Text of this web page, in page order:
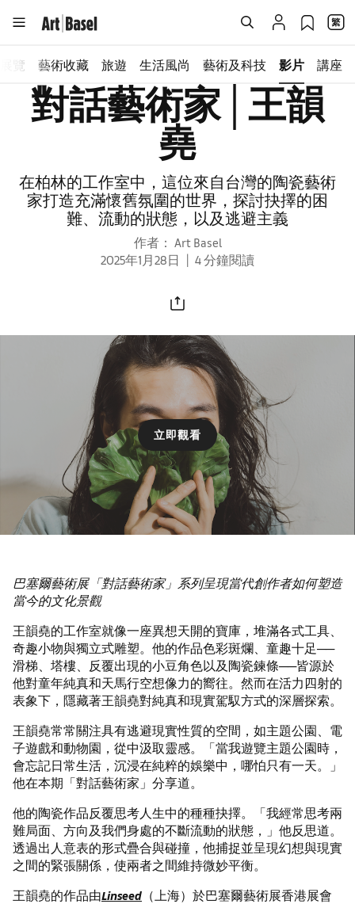
展覽 藝術收藏 旅遊 生活風尚 藝術及科技 影片 講座
對話藝術家│王韻
堯
在柏林的工作室中，這位來自台灣的陶瓷藝術
家打造充滿懷舊氛圍的世界，探討抉擇的困
難、流動的狀態，以及逃避主義
作者： Art Basel
2025年1月28日
4 分鐘閱讀
立即觀看
巴塞爾藝術展「對話藝術家」系列呈現當代創作者如何塑造
當今的文化景觀
王韻堯的工作室就像一座異想天開的寶庫，堆滿各式工具、
奇趣小物與獨立式雕塑。他的作品色彩斑爛、童趣十足──
滑梯、塔樓、反覆出現的小豆角色以及陶瓷鍊條──皆源於
他對童年純真和天馬行空想像力的嚮往。然而在活力四射的
表象下，隱藏著王韻堯對純真和現實駕馭方式的深層探索。
王韻堯常常關注具有逃避現實性質的空間，如主題公園、電
子遊戲和動物園，從中汲取靈感。「當我遊覽主題公園時，
會忘記日常生活，沉浸在純粹的娛樂中，哪怕只有一天。」
他在本期「對話藝術家」分享道。
他的陶瓷作品反覆思考人生中的種種抉擇。「我經常思考兩
難局面、方向及我們身處的不斷流動的狀態，」他反思道。
透過出人意表的形式疊合與碰撞，他捕捉並呈現幻想與現實
之間的緊張關係，使兩者之間維持微妙平衡。
王韻堯的作品由Linseed （上海）於巴塞爾藝術展香港展會